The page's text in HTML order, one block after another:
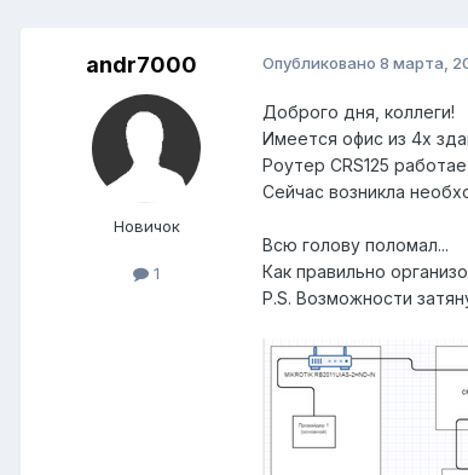
andr7000
Новичок
1
Опубликовано 8 марта,
Доброго дня, коллеги!
Имеется офис из 4х
Роутер CRS125
Сейчас возникла
Всю голову поломал...
Как правильно
P.S. Возможности